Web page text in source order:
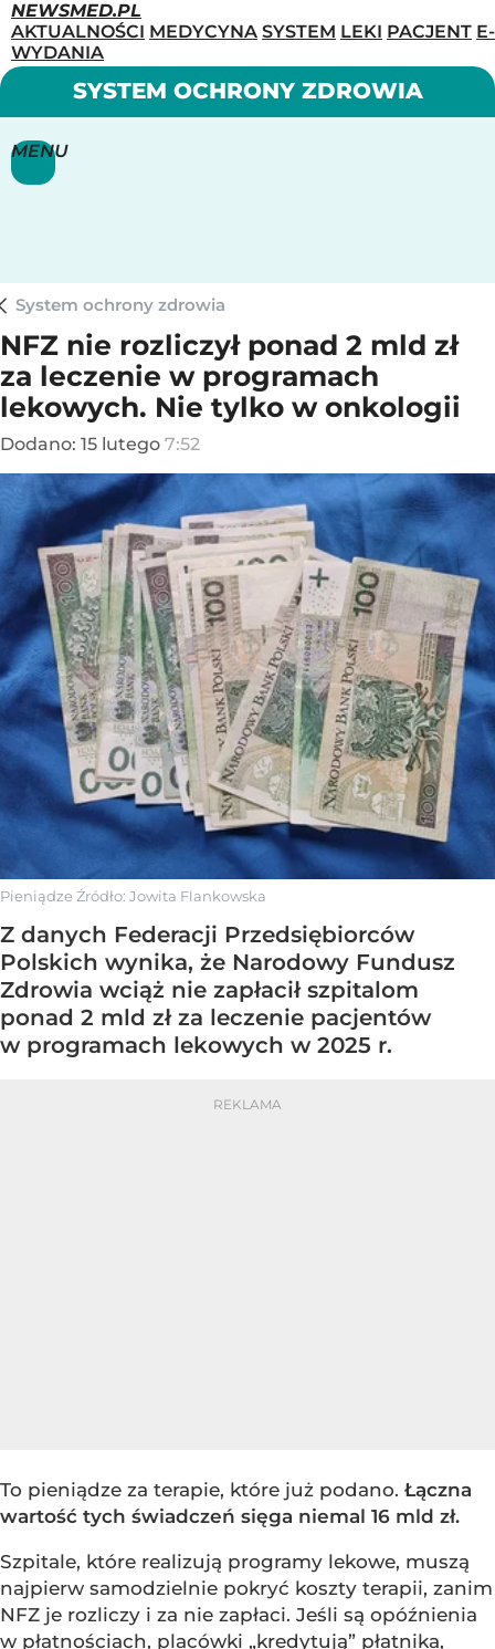
NEWSMED.PL
AKTUALNOŚCI MEDYCYNA SYSTEM LEKI PACJENT E-
WYDANIA
MENU
SYSTEM OCHRONY ZDROWIA
System ochrony zdrowia
NFZ nie rozliczył ponad 2 mld zł
za leczenie w programach
lekowych. Nie tylko w onkologii
Dodano: 15 lutego 7:52
Pieniądze Źródło: Jowita Flankowska
Z danych Federacji Przedsiębiorców
Polskich wynika, że Narodowy Fundusz
Zdrowia wciąż nie zapłacił szpitalom
ponad 2 mld zł za leczenie pacjentów
w programach lekowych w 2025 r.
To pieniądze za terapie, które już podano. Łączna
wartość tych świadczeń sięga niemal 16 mld zł.
Szpitale, które realizują programy lekowe, muszą
najpierw samodzielnie pokryć koszty terapii, zanim
NFZ je rozliczy i za nie zapłaci. Jeśli są opóźnienia
w płatnościach, placówki „kredytują” płatnika,